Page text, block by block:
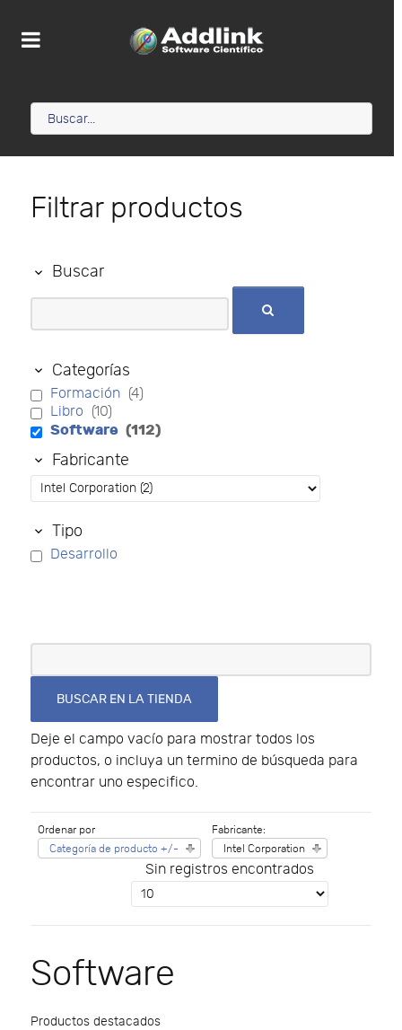
Filtrar productos
Buscar
Categorías
Formación (4)
Libro (10)
Software (112)
Fabricante
Tipo
Desarrollo
Deje el campo vacío para mostrar todos los
productos, o incluya un termino de búsqueda para
encontrar uno especifico.
Ordenar por
Categoría de producto +/-
Fabricante:
Intel Corporation
Sin registros encontrados
Software
Productos destacados